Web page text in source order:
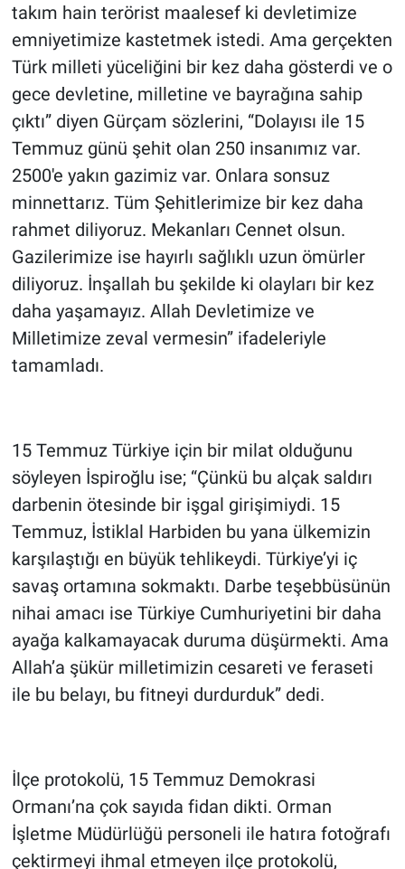
takım hain terörist maalesef ki devletimize
emniyetimize kastetmek istedi. Ama gerçekten
Türk milleti yüceliğini bir kez daha gösterdi ve o
gece devletine, milletine ve bayrağına sahip
çıktı” diyen Gürçam sözlerini, “Dolayısı ile 15
Temmuz günü şehit olan 250 insanımız var.
2500'e yakın gazimiz var. Onlara sonsuz
minnettarız. Tüm Şehitlerimize bir kez daha
rahmet diliyoruz. Mekanları Cennet olsun.
Gazilerimize ise hayırlı sağlıklı uzun ömürler
diliyoruz. İnşallah bu şekilde ki olayları bir kez
daha yaşamayız. Allah Devletimize ve
Milletimize zeval vermesin” ifadeleriyle
tamamladı.
15 Temmuz Türkiye için bir milat olduğunu
söyleyen İspiroğlu ise; “Çünkü bu alçak saldırı
darbenin ötesinde bir işgal girişimiydi. 15
Temmuz, İstiklal Harbiden bu yana ülkemizin
karşılaştığı en büyük tehlikeydi. Türkiye’yi iç
savaş ortamına sokmaktı. Darbe teşebbüsünün
nihai amacı ise Türkiye Cumhuriyetini bir daha
ayağa kalkamayacak duruma düşürmekti. Ama
Allah’a şükür milletimizin cesareti ve feraseti
ile bu belayı, bu fitneyi durdurduk” dedi.
İlçe protokolü, 15 Temmuz Demokrasi
Ormanı’na çok sayıda fidan dikti. Orman
İşletme Müdürlüğü personeli ile hatıra fotoğrafı
çektirmeyi ihmal etmeyen ilçe protokolü,